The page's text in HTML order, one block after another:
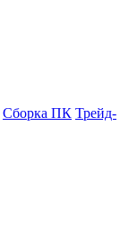
Сборка ПК Трейд-